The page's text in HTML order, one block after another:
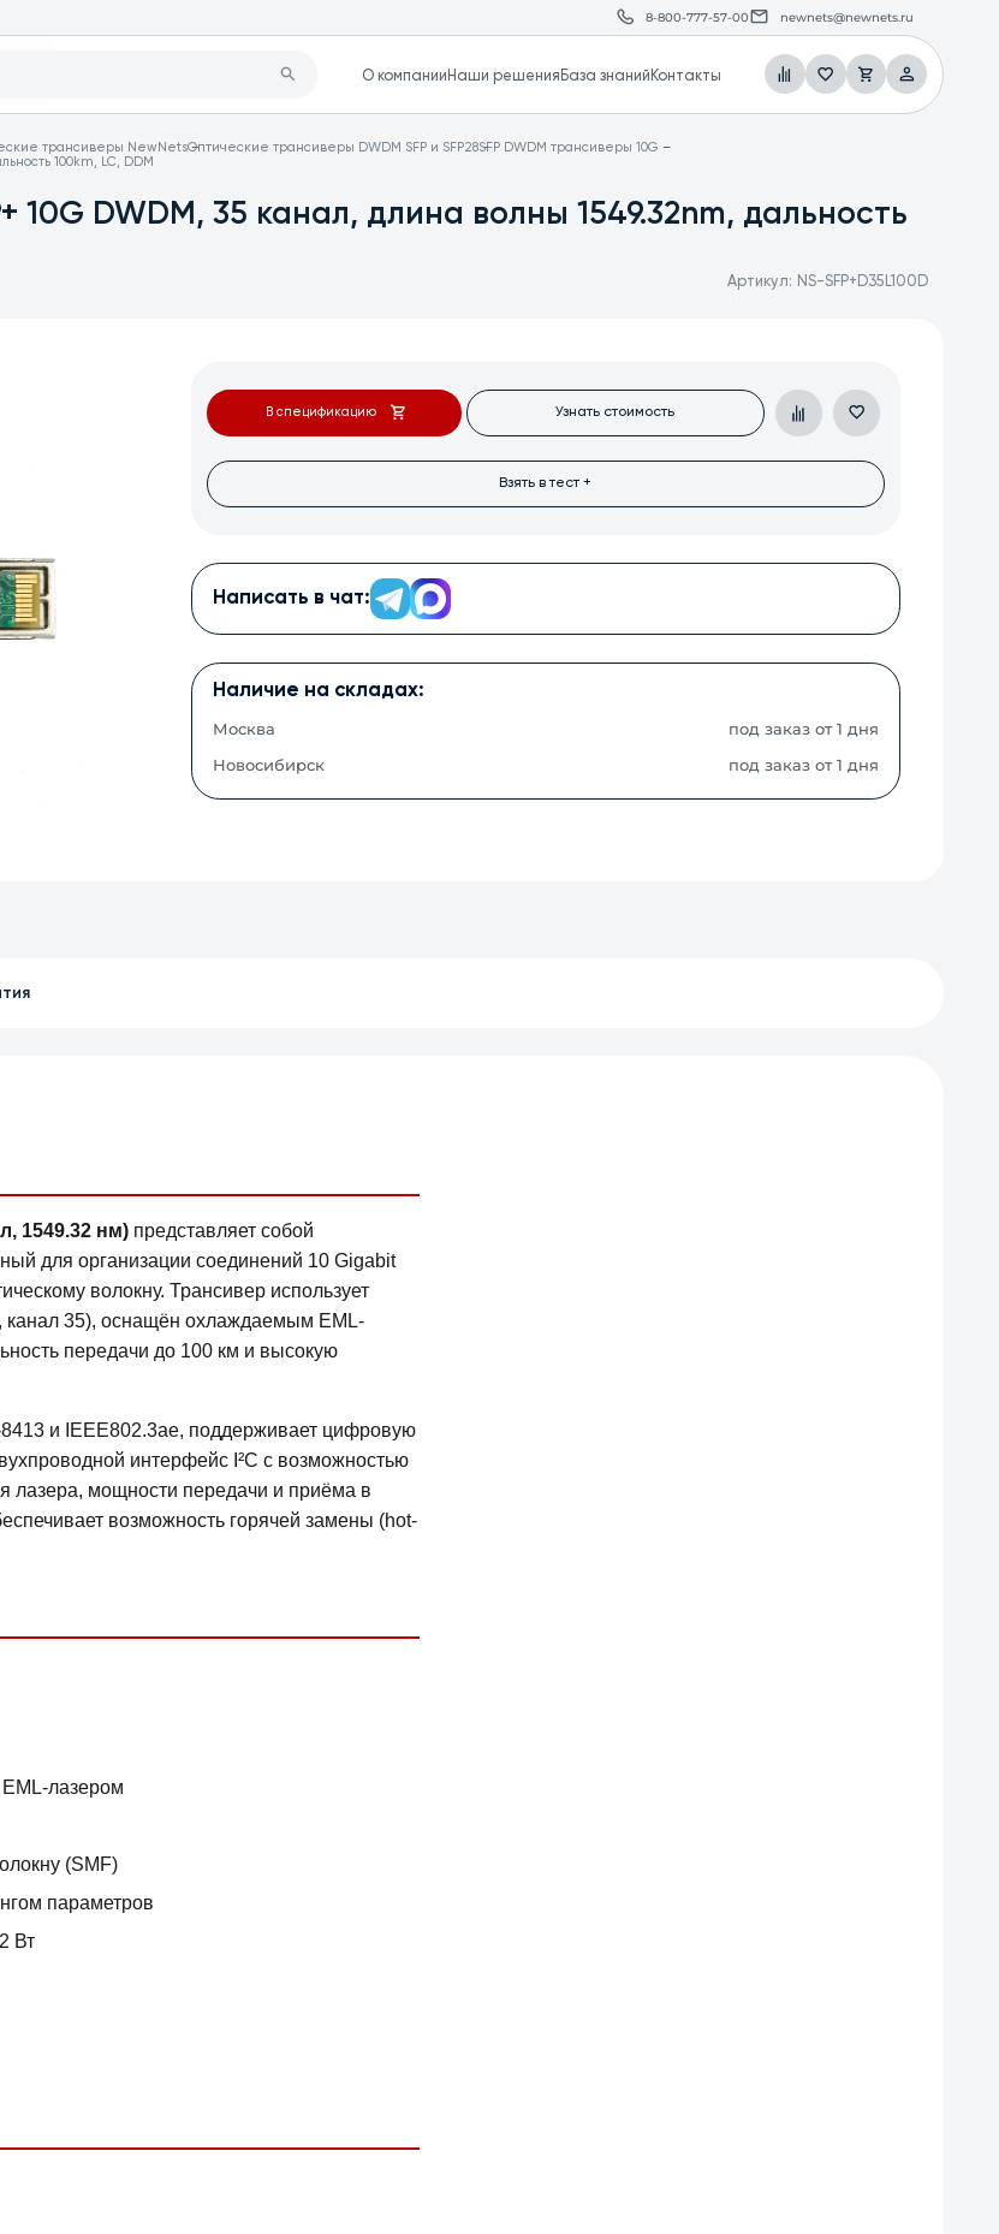
8-800-777-57-00 newnets@newnets.ru
О компании Наши решения База знаний Контакты
трансиверы NewNetsОптические трансиверы DWDM SFP и SFP28SFP DWDM трансиверы 10G
100km, LC, DDM
10G DWDM, 35 канал, длина волны 1549.32nm, дальность
Артикул: NS-SFP+D35L100D
В спецификацию Узнать стоимость
Взять в тест +
Написать в чат:
Наличие на складах:
Москва
под заказ от 1 дня
Новосибирск
под заказ от 1 дня
1549.32 нм) представляет собой
для организации соединений 10 Gigabit
волокну. Трансивер использует
канал 35), оснащён охлаждаемым EML-
передачи до 100 км и высокую
и IEEE802.3ae, поддерживает цифровую
интерфейс I²C с возможностью
лазера, мощности передачи и приёма в
возможность горячей замены (hot-
лазером
(SMF)
параметров
Вт